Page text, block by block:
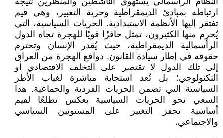
ارتباطه بمبادئ الديمقراطية وحرية التعبير، وهي قيم
تفتقر إليها الأنظمة الاستبدادية. الحريات السياسية، التي
يُحرم منها الكثيرون، تمثل حافزًا قويًا للهجرة تجاه الدول
الرأسمالية الديمقراطية، حيث يُقدر الإنسان وتحترم
حقوقه في إطار سيادة القانون. دوافع الهجرة من العراق
إلى تلك الدول لا تقتصر على التخلف الاقتصادي أو
التكنولوجي؛ بل تُعد استجابة مباشرة لغياب الأطر
السياسية التي تضمن الحريات الفردية والجماعية. هذا
السعي نحو الحريات السياسية يعكس تطلعًا لقيم
أساسية تحفز التغيير على المستويين السياسي
والاجتماعي.